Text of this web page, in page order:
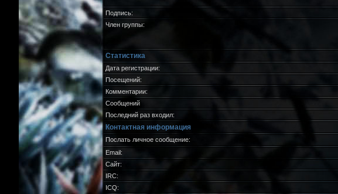
Подпись:
Член группы:
Статистика
Дата регистрации:
Посещений:
Комментарии:
Сообщений
Последний раз входил:
Контактная информация
Послать личное сообщение:
Email:
Сайт:
IRC:
ICQ: